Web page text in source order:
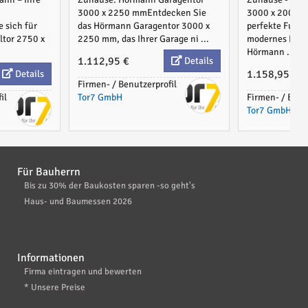
sich für
2750 x
Details
3000 x 2250 mmEntdecken Sie
das Hörmann Garagentor 3000 x
2250 mm, das Ihrer Garage ni ...
1.112,95 €
Details
Firmen- / Benutzerprofil
Tor7 GmbH
3000 x 2000
perfekte
modernes
Hörmann ...
1.158,95 €
Firmen- /
Tor7 GmbH
Für Bauherrn
Bis zu 30% der Baukosten sparen -so geht's
Haus- und Baumessen 2026
Informationen
Firma eintragen und bewerten
* Unsere Preise